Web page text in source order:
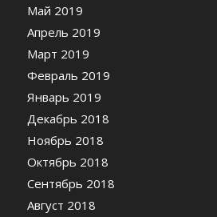
Май 2019
Апрель 2019
Март 2019
Февраль 2019
Январь 2019
Декабрь 2018
Ноябрь 2018
Октябрь 2018
Сентябрь 2018
Август 2018